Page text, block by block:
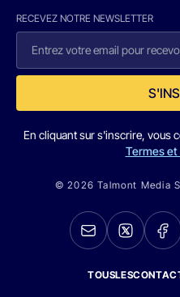
RECEVEZ NOTRE NEWSLETTER
En cliquant sur s'inscrire, vous
Termes
© 2026 Talmont Media